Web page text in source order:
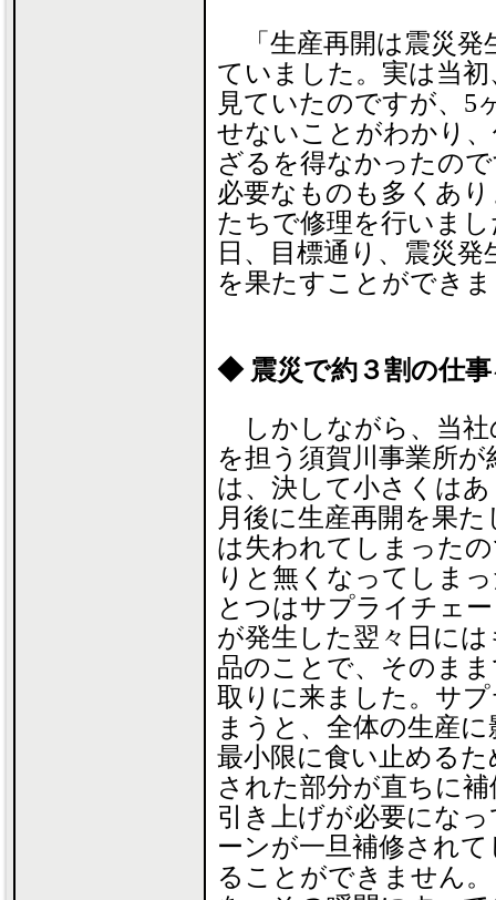
「生産再開は震災発
ていました。実は当
見ていたのですが、5
せないことがわかり
ざるを得なかったの
必要なものも多くあ
たちで修理を行いま
日、目標通り、震災
を果たすことができ
◆ 震災で約３割の仕
しかしながら、当社
を担う須賀川事業所
は、決して小さくは
月後に生産再開を果
は失われてしまった
りと無くなってしま
とつはサプライチェ
が発生した翌々日に
品のことで、そのま
取りに来ました。サ
まうと、全体の生産
最小限に食い止める
された部分が直ちに
引き上げが必要にな
ーンが一旦補修され
ることができません